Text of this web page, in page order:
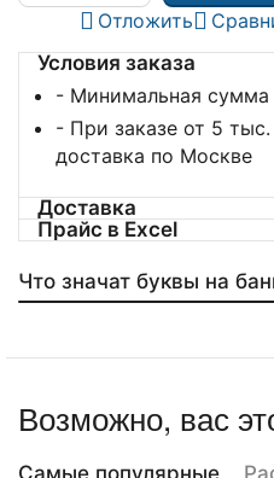
Отложить
Условия заказа
- Минимальная сумма
- При заказе от 5
доставка по Москве
Доставка
Прайс в Excel
Что значат буквы на
Возможно, вас
Самые популярные